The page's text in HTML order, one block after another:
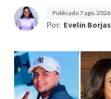
Publicado7 ago. 2026
Por: Evelin Borjas